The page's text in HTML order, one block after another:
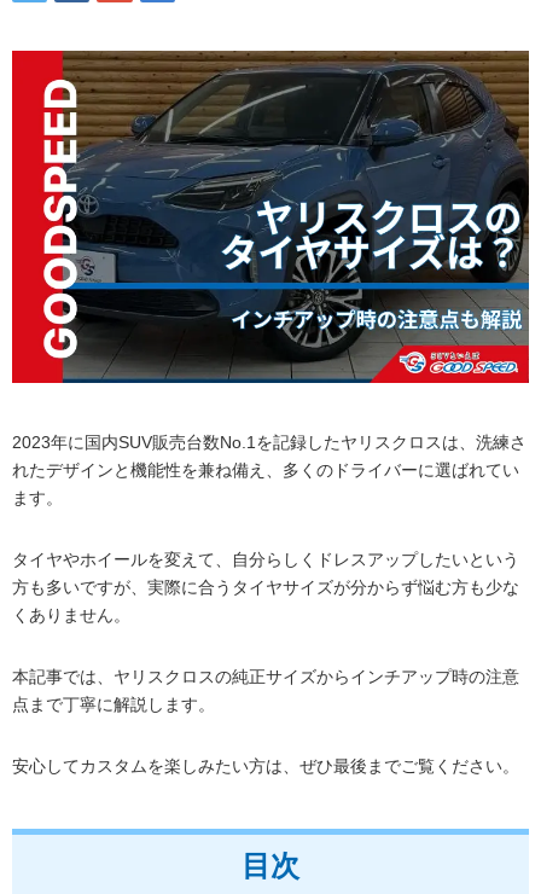
2023年に国内SUV販売台数No.1を記録したヤリスクロスは、洗練さ
れたデザインと機能性を兼ね備え、多くのドライバーに選ばれてい
ます。
タイヤやホイールを変えて、自分らしくドレスアップしたいという
方も多いですが、実際に合うタイヤサイズが分からず悩む方も少な
くありません。
本記事では、ヤリスクロスの純正サイズからインチアップ時の注意
点まで丁寧に解説します。
安心してカスタムを楽しみたい方は、ぜひ最後までご覧ください。
目次